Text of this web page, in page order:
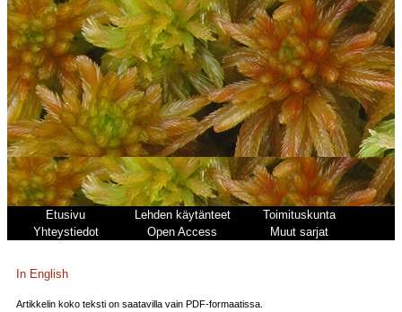
Etusivu Lehden käytänteet
Toimituskunta
Yhteystiedot
Open Access Muut sarjat
In English
Artikkelin koko teksti on saatavilla vain PDF-formaatissa.